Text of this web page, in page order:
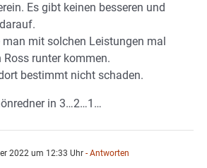
Es gibt keinen besseren und
mit solchen Leistungen mal
runter kommen.
bestimmt nicht schaden.
in 3…2…1…
2022 um 12:33 Uhr - Antworten